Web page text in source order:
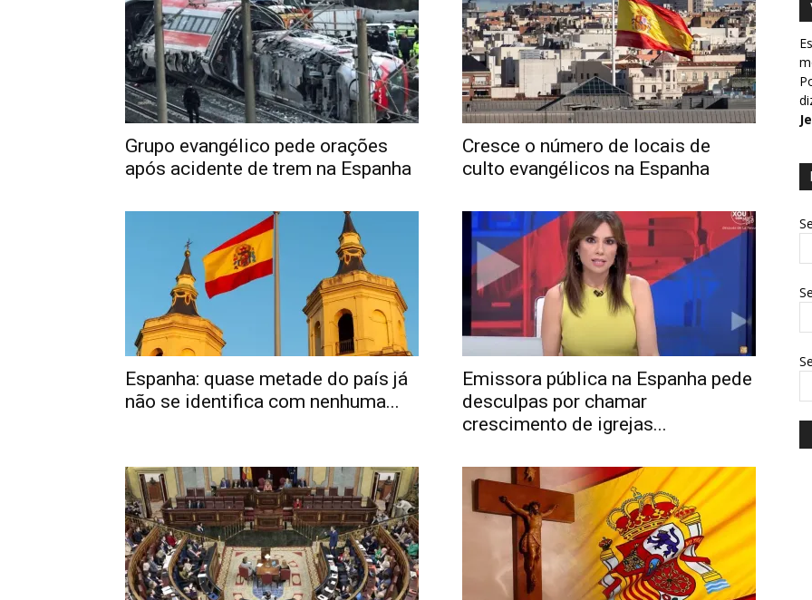
Grupo evangélico pede orações
após acidente de trem na Espanha
Cresce o número de locais de
culto evangélicos na Espanha
Espanha: quase metade do país já
não se identifica com nenhuma...
Emissora pública na Espanha pede
desculpas por chamar
crescimento de igrejas...